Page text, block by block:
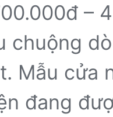
–
chuộng
Mẫu cửa
đang